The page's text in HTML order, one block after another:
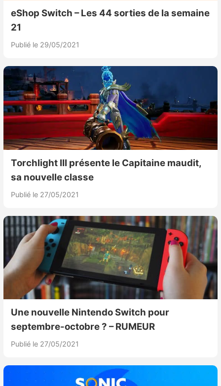
eShop Switch – Les 44 sorties de la semaine
21
Publié le 29/05/2021
Torchlight III présente le Capitaine maudit,
sa nouvelle classe
Publié le 27/05/2021
Une nouvelle Nintendo Switch pour
septembre-octobre ? – RUMEUR
Publié le 27/05/2021